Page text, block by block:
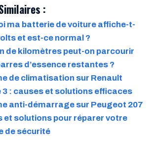
:
ma batterie de voiture affiche-t-
et est-ce normal ?
de kilomètres peut-on parcourir
d’essence restantes ?
de climatisation sur Renault
3 : causes et solutions efficaces
anti-démarrage sur Peugeot 207
et solutions pour réparer votre
de sécurité